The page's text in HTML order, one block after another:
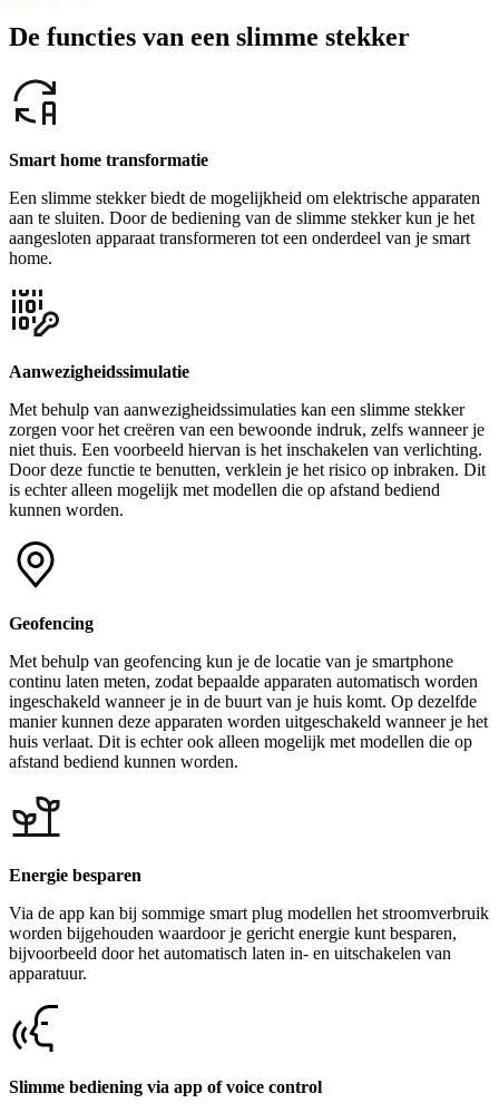
De functies van een slimme stekker
Smart home transformatie
Een slimme stekker biedt de mogelijkheid om elektrische apparaten
aan te sluiten. Door de bediening van de slimme stekker kun je het
aangesloten apparaat transformeren tot een onderdeel van je smart
home.
Aanwezigheidssimulatie
Met behulp van aanwezigheidssimulaties kan een slimme stekker
zorgen voor het creëren van een bewoonde indruk, zelfs wanneer je
niet thuis. Een voorbeeld hiervan is het inschakelen van verlichting.
Door deze functie te benutten, verklein je het risico op inbraken. Dit
is echter alleen mogelijk met modellen die op afstand bediend
kunnen worden.
Geofencing
Met behulp van geofencing kun je de locatie van je smartphone
continu laten meten, zodat bepaalde apparaten automatisch worden
ingeschakeld wanneer je in de buurt van je huis komt. Op dezelfde
manier kunnen deze apparaten worden uitgeschakeld wanneer je het
huis verlaat. Dit is echter ook alleen mogelijk met modellen die op
afstand bediend kunnen worden.
Energie besparen
Via de app kan bij sommige smart plug modellen het stroomverbruik
worden bijgehouden waardoor je gericht energie kunt besparen,
bijvoorbeeld door het automatisch laten in- en uitschakelen van
apparatuur.
Slimme bediening via app of voice control